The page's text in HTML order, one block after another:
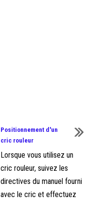
Positionnement d'un
cric rouleur
Lorsque vous utilisez un
cric rouleur, suivez les
directives du manuel fourni
avec le cric et effectuez